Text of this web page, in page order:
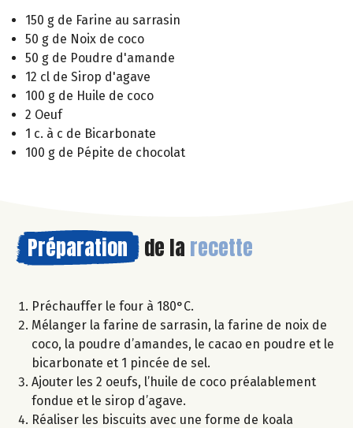
150 g de Farine au sarrasin
50 g de Noix de coco
50 g de Poudre d'amande
12 cl de Sirop d'agave
100 g de Huile de coco
2 Oeuf
1 c. à c de Bicarbonate
100 g de Pépite de chocolat
Préparation de la recette
Préchauffer le four à 180°C.
Mélanger la farine de sarrasin, la farine de noix de
coco, la poudre d’amandes, le cacao en poudre et le
bicarbonate et 1 pincée de sel.
Ajouter les 2 oeufs, l’huile de coco préalablement
fondue et le sirop d’agave.
Réaliser les biscuits avec une forme de koala